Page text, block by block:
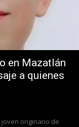
en Mazatlán
a quienes
joven originario de